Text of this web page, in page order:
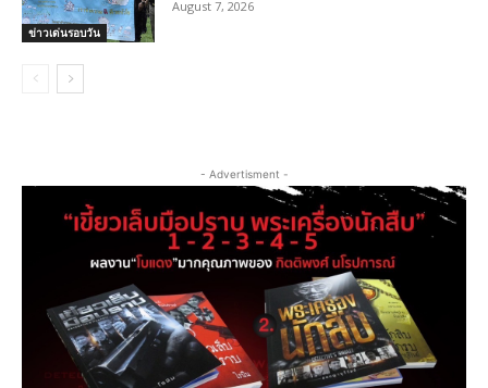
ข่าวเด่นรอบวัน
August 7, 2026
- Advertisment -